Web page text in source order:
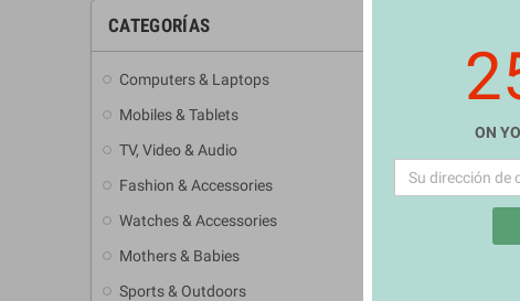
CATEGORÍAS
Computers & Laptops
Mobiles & Tablets
TV, Video & Audio
Fashion & Accessories
Watches & Accessories
Mothers & Babies
Sports & Outdoors
FOOD
No hay
ON